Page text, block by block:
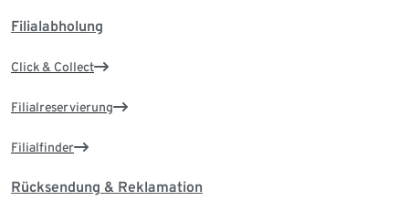
Filialabholung
Click & Collect
Filialreservierung
Filialfinder
Rücksendung & Reklamation